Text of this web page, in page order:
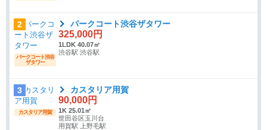
2
パークコート渋谷
ザタワー
パークコート渋谷ザタワー
325,000円
1LDK 40.07㎡
渋谷駅 渋谷駅
3
カスタリア用賀
カスタリア用賀
90,000円
1K 25.01㎡
世田谷区玉川台
用賀駅 上野毛駅